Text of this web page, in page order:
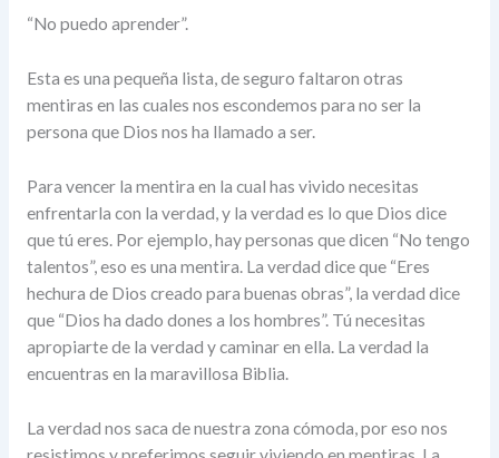
“No puedo aprender”.
Esta es una pequeña lista, de seguro faltaron otras
mentiras en las cuales nos escondemos para no ser la
persona que Dios nos ha llamado a ser.
Para vencer la mentira en la cual has vivido necesitas
enfrentarla con la verdad, y la verdad es lo que Dios dice
que tú eres. Por ejemplo, hay personas que dicen “No tengo
talentos”, eso es una mentira. La verdad dice que “Eres
hechura de Dios creado para buenas obras”, la verdad dice
que “Dios ha dado dones a los hombres”. Tú necesitas
apropiarte de la verdad y caminar en ella. La verdad la
encuentras en la maravillosa Biblia.
La verdad nos saca de nuestra zona cómoda, por eso nos